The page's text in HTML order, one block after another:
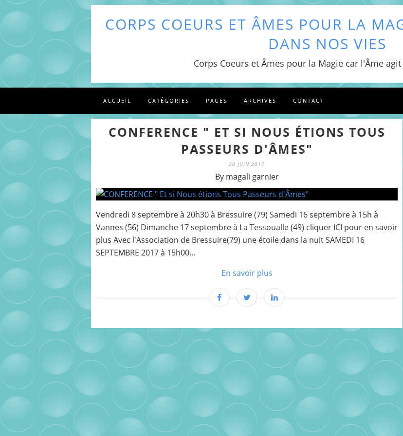
CORPS COEURS ET ÂMES POUR LA
DANS NOS VIES
Corps Coeurs et Âmes pour la Magie car l'Âme
ACCUEIL CATÉGORIES PAGES ARCHIVES CONTACT
CONFERENCE " ET SI NOUS ÉTIONS TOUS
PASSEURS D'ÂMES"
20 JUIN 2017
By magali garnier
Vendredi 8 septembre à 20h30 à Bressuire (79) Samedi 16 septembre à 15h à
Vannes (56) Dimanche 17 septembre à La Tessoualle (49) cliquer ICI pour en savoir
plus Avec l'Association de Bressuire(79) une étoile dans la nuit SAMEDI 16
SEPTEMBRE 2017 à 15h00...
En savoir plus